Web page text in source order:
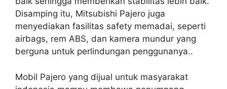
Disamping itu, Mitsubishi Pajero juga
menyediakan fasilitas safety memadai, seperti
airbags, rem ABS, dan kamera mundur yang
berguna untuk perlindungan penggunanya..
Mobil Pajero yang dijual untuk masyarakat